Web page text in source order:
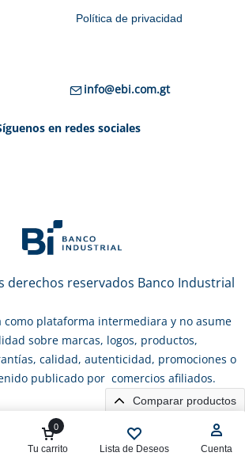
Política de privacidad
info@ebi.com.gt
en redes sociales
derechos reservados Banco Industrial
como plataforma intermediara y no asume
sobre marcas, logos, productos,
calidad, autenticidad, promociones o
publicado por comercios afiliados.
0
Tu carrito Lista de Deseos Cuenta
Comparar productos